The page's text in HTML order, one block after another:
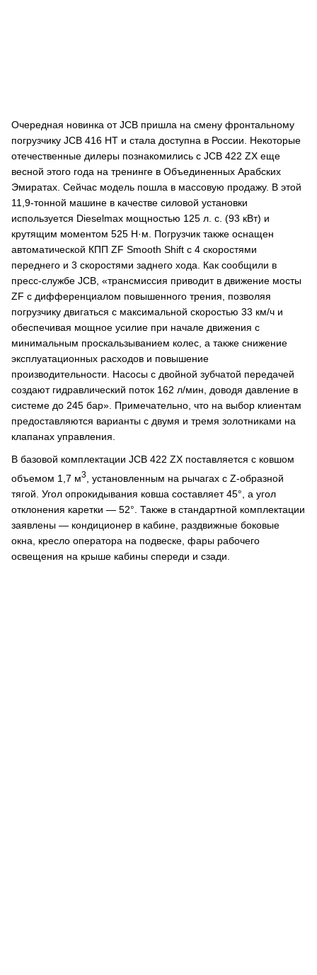
Очередная новинка от JCB пришла на смену фронтальному
погрузчику JCB 416 HT и стала доступна в России. Некоторые
отечественные дилеры познакомились с JCB 422 ZX еще
весной этого года на тренинге в Объединенных Арабских
Эмиратах. Сейчас модель пошла в массовую продажу. В этой
11,9-тонной машине в качестве силовой установки
используется Dieselmax мощностью 125 л. с. (93 кВт) и
крутящим моментом 525 Н·м. Погрузчик также оснащен
автоматической КПП ZF Smooth Shift с 4 скоростями
переднего и 3 скоростями заднего хода. Как сообщили в
пресс-службе JCB, «трансмиссия приводит в движение мосты
ZF с дифференциалом повышенного трения, позволяя
погрузчику двигаться с максимальной скоростью 33 км/ч и
обеспечивая мощное усилие при начале движения с
минимальным проскальзыванием колес, а также снижение
эксплуатационных расходов и повышение
производительности. Насосы с двойной зубчатой передачей
создают гидравлический поток 162 л/мин, доводя давление в
системе до 245 бар». Примечательно, что на выбор клиентам
предоставляются варианты с двумя и тремя золотниками на
клапанах управления.
В базовой комплектации JCB 422 ZX поставляется с ковшом
объемом 1,7 м3
, установленным на рычагах с Z-образной
тягой. Угол опрокидывания ковша составляет 45°, а угол
отклонения каретки — 52°. Также в стандартной комплектации
заявлены — кондиционер в кабине, раздвижные боковые
окна, кресло оператора на подвеске, фары рабочего
освещения на крыше кабины спереди и сзади.